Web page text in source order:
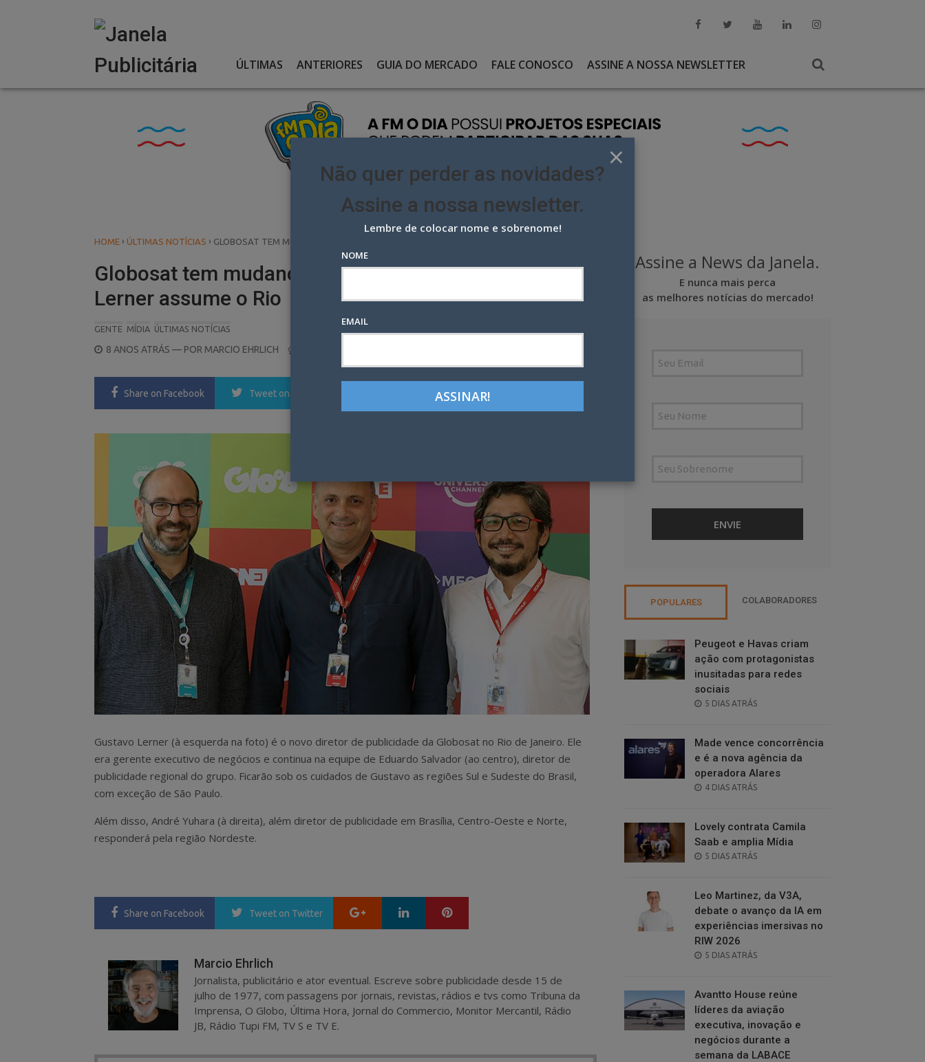
ÚLTIMAS ANTERIORES GUIA DO MERCADO FALE CONOSCO ASSINE A NOSSA NEWSLETTER
HOME › ÚLTIMAS NOTÍCIAS › GLOBOSAT TEM MUDANÇAS NA SUA ÁREA COMERCIAL E LERNER ASSUME O RIO
Globosat tem mudanças na sua área comercial e
Lerner assume o Rio
GENTE MÍDIA ÚLTIMAS NOTÍCIAS
POSTED
8 ANOS ATRÁS — POR MARCIO EHRLICH
Share on Facebook Tweet on Twitter LinkedIn Pinterest
Gustavo Lerner (à esquerda na foto) é o novo diretor de publicidade da Globosat no Rio de Janeiro. Ele
era gerente executivo de negócios e continua na equipe de Eduardo Salvador (ao centro), diretor de
publicidade regional do grupo. Ficarão sob os cuidados de Gustavo as regiões Sul e Sudeste do Brasil,
com exceção de São Paulo.
Além disso, André Yuhara (à direita), além diretor de publicidade em Brasília, Centro-Oeste e Norte,
responderá pela região Nordeste.
Share on Facebook Tweet on Twitter Google+ LinkedIn
Marcio Ehrlich
Jornalista, publicitário e ator eventual. Escreve sobre publicidade desde 15 de
julho de 1977, com passagens por jornais, revistas, rádios e tvs como Tribuna da
Imprensa, O Globo, Última Hora, Jornal do Commercio, Monitor Mercantil, Rádio
JB, Rádio Tupi FM, TV S e TV E.
Assine a News da Janela.
E nunca mais perca
as melhores notícias do mercado!
POPULARES COLABORADORES
Peugeot e Havas criam
ação com protagonistas
inusitadas para redes
sociais
POSTED
5 DIAS ATRÁS
Made vence concorrência
e é a nova agência da
operadora Alares
POSTED
4 DIAS ATRÁS
Lovely contrata Camila
Saab e amplia Mídia
POSTED
5 DIAS ATRÁS
Leo Martinez, da V3A,
debate o avanço da IA em
experiências imersivas no
RIW 2026
POSTED
5 DIAS ATRÁS
Avantto House reúne
líderes da aviação
executiva, inovação e
negócios durante a
semana da LABACE
×
Não quer perder as novidades?
Assine a nossa newsletter.
Lembre de colocar nome e sobrenome!
NOME
EMAIL